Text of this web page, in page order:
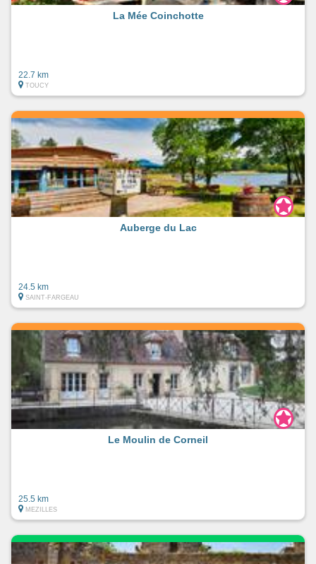
La Mée Coinchotte
22.7 km
TOUCY
Auberge du Lac
24.5 km
SAINT-FARGEAU
Le Moulin de Corneil
25.5 km
MEZILLES